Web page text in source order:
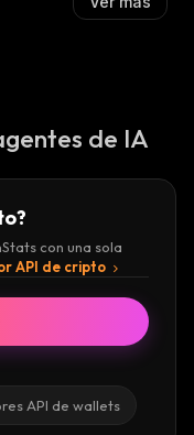
de IA
con una sola
API de cripto
API de wallets